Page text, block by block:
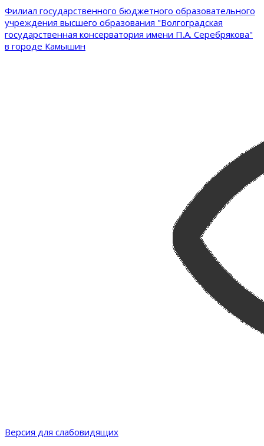
Филиал государственного бюджетного образовательного
учреждения высшего образования "Волгоградская
государственная консерватория имени П.А. Серебрякова"
в городе Камышин
Версия для слабовидящих